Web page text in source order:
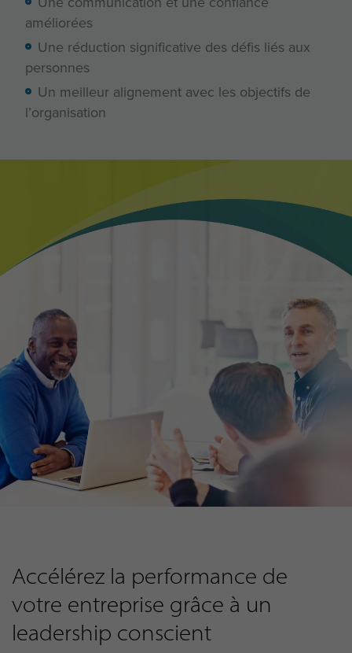
améliorées
Une réduction significative des défis liés aux
personnes
Un meilleur alignement avec les objectifs de
l’organisation
Accélérez la performance de
votre entreprise grâce à un
leadership conscient